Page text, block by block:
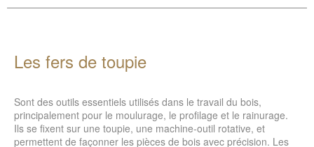
Les fers de toupie
Sont des outils essentiels utilisés dans le travail du bois,
principalement pour le moulurage, le profilage et le rainurage.
Ils se fixent sur une toupie, une machine-outil rotative, et
permettent de façonner les pièces de bois avec précision. Les